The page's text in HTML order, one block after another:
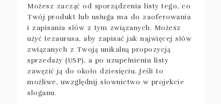
Możesz zacząć od sporządzenia listy tego, co
Twój produkt lub usługa ma do zaoferowania
i zapisania słów z tym związanych. Możesz
użyć tezaurusa, aby zapisać jak najwięcej słów
związanych z Twoją unikalną propozycją
sprzedaży (USP), a po uzupełnieniu listy
zawęzić ją do około dziesięciu. Jeśli to
możliwe, uwzględnij słownictwo w projekcie
sloganu.